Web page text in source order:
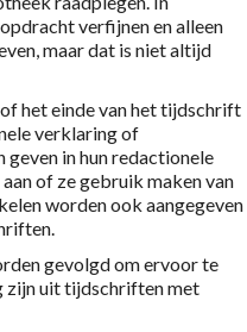
verfijnen en alleen
maar dat is niet altijd
het einde van het tijdschrift
verklaring of
in hun redactionele
of ze gebruik maken van
worden ook aangegeven
gevolgd om ervoor te
zijn uit tijdschriften met